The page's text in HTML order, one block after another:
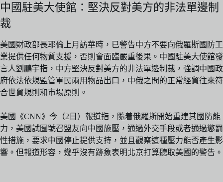
中國駐美大使館：堅決反對美方的非法單邊制
裁
美國財政部長耶倫上月訪華時，已警告中方不要向俄羅斯國防工
業提供任何物質支援，否則會面臨嚴重後果。中國駐美大使館發
言人劉鵬宇指，中方堅決反對美方的非法單邊制裁，強調中國政
府依法依規監管軍民兩用物品出口，中俄之間的正常經貿往來符
合世貿規則和市場原則。
美國《CNN》今（2日）報道指，隨着俄羅斯開始重建其國防能
力，美國試圖號召盟友向中國施壓，通過外交手段或者通過懲罰
性措施，要求中國停止提供支持，並且觀察這種壓力能否產生影
響。但報道形容，幾乎沒有跡象表明北京打算聽取美國的警告。